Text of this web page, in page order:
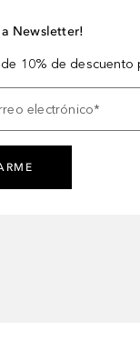
Newsletter!
10% de descuento
electrónico*